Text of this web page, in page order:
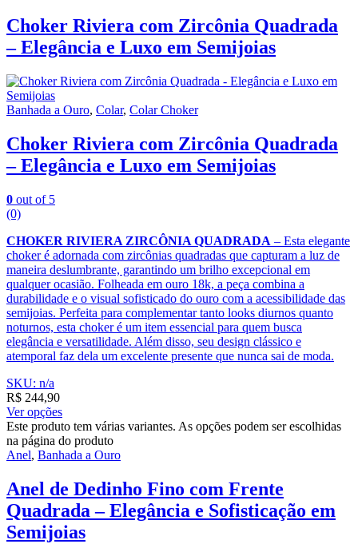
Choker Riviera com Zircônia Quadrada
– Elegância e Luxo em Semijoias
Banhada a Ouro, Colar, Colar Choker
Choker Riviera com Zircônia Quadrada
– Elegância e Luxo em Semijoias
0 out of 5
(0)
CHOKER RIVIERA ZIRCÔNIA QUADRADA – Esta elegante
choker é adornada com zircônias quadradas que capturam a luz de
maneira deslumbrante, garantindo um brilho excepcional em
qualquer ocasião. Folheada em ouro 18k, a peça combina a
durabilidade e o visual sofisticado do ouro com a acessibilidade das
semijoias. Perfeita para complementar tanto looks diurnos quanto
noturnos, esta choker é um item essencial para quem busca
elegância e versatilidade. Além disso, seu design clássico e
atemporal faz dela um excelente presente que nunca sai de moda.
SKU: n/a
R$ 244,90
Ver opções
Este produto tem várias variantes. As opções podem ser escolhidas
na página do produto
Anel, Banhada a Ouro
Anel de Dedinho Fino com Frente
Quadrada – Elegância e Sofisticação em
Semijoias